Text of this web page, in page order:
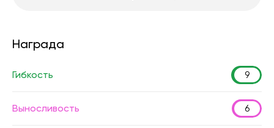
Награда
Гибкость 9
Выносливость 6